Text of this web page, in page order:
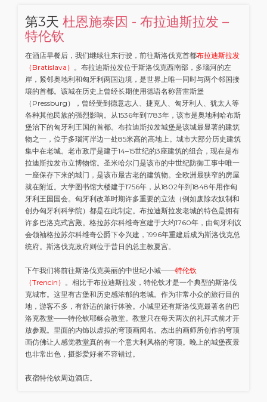
第3天 杜恩施泰因 - 布拉迪斯拉发 –
特伦钦
在酒店早餐后，我们继续往东行驶，前往斯洛伐克首都布拉迪斯拉发
（Bratislava） 。布拉迪斯拉发位于斯洛伐克西南部，多瑙河的左
岸，紧邻奥地利和匈牙利两国边境，是世界上唯一同时与两个邻国接
壤的首都。该城在历史上曾经长期使用德语名称普雷斯堡
（Pressburg），曾经受到德意志人、捷克人、匈牙利人、犹太人等
各种其他民族的强烈影响。从1536年到1783年，该市是奥地利哈布斯
堡治下的匈牙利王国的首都。布拉迪斯拉发城堡是该城最显著的建筑
物之一，位于多瑙河岸边一处85米高的高地上。城市大部分历史建筑
集中在老城。老市政厅是建于14–15世纪的3座建筑的组合，现在是布
拉迪斯拉发市立博物馆。圣米哈尔门是该市的中世纪防御工事中唯一
一座保存下来的城门，是该市最古老的建筑物。全欧洲最狭窄的房屋
就在附近。大学图书馆大楼建于1756年，从1802年到1848年用作匈
牙利王国国会。匈牙利改革时期许多重要的立法（例如废除农奴制和
创办匈牙利科学院）都是在此制定。布拉迪斯拉发老城的特色是拥有
许多巴洛克式宫殿。格拉苏尔科维奇宫建于大约1760年，由匈牙利议
会领袖格拉苏尔科维奇公爵下令兴建，1996年重建后成为斯洛伐克总
统府。斯洛伐克政府则位于昔日的总主教夏宫。
下午我们将前往斯洛伐克美丽的中世纪小城——特伦钦
（Trencin） 。相比于布拉迪斯拉发，特伦钦才是一个典型的斯洛伐
克城市。这里有古堡和历史感浓郁的老城。作为非常小众的旅行目的
地，游客不多，有舒适的旅行体验。小城里还有斯洛伐克最著名的巴
洛克教堂——特伦钦耶稣会教堂。教堂只在每天两次的礼拜式前才开
放参观。里面的内饰以虚拟的穹顶画闻名。杰出的画师所创作的穹顶
画仿佛让人感觉教堂真的有一个意大利风格的穹顶。晚上的城堡夜景
也非常出色，摄影爱好者不容错过。
夜宿特伦钦周边酒店。